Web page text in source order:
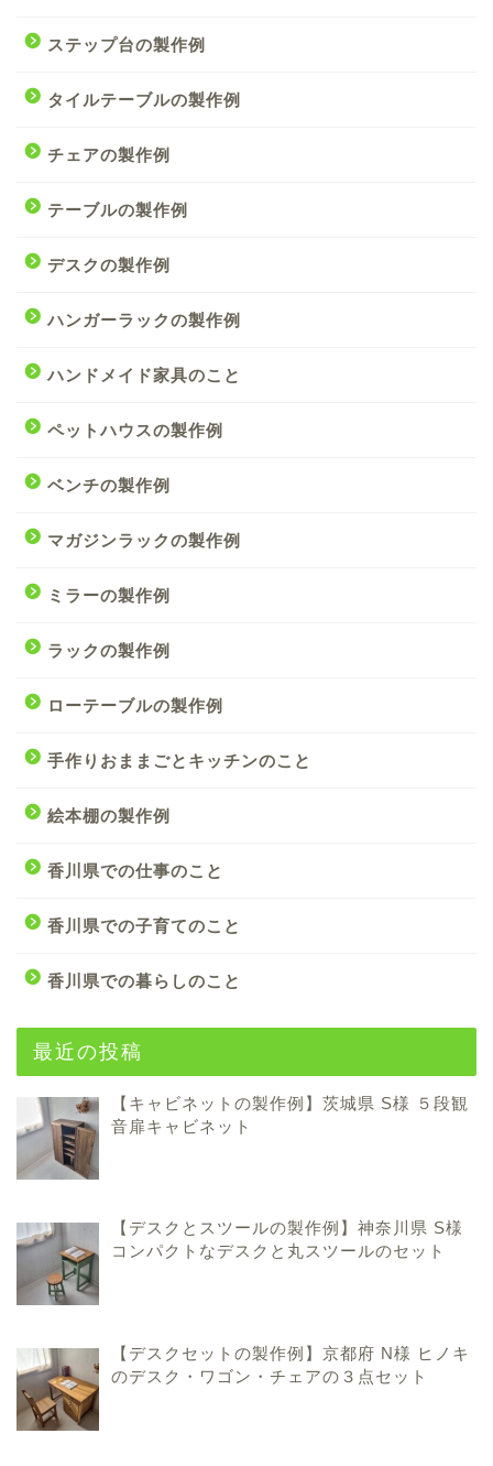
ステップ台の製作例
タイルテーブルの製作例
チェアの製作例
テーブルの製作例
デスクの製作例
ハンガーラックの製作例
ハンドメイド家具のこと
ペットハウスの製作例
ベンチの製作例
マガジンラックの製作例
ミラーの製作例
ラックの製作例
ローテーブルの製作例
手作りおままごとキッチンのこと
絵本棚の製作例
香川県での仕事のこと
香川県での子育てのこと
香川県での暮らしのこと
最近の投稿
【キャビネットの製作例】茨城県 S様 ５段観
音扉キャビネット
【デスクとスツールの製作例】神奈川県 S様
コンパクトなデスクと丸スツールのセット
【デスクセットの製作例】京都府 N様 ヒノキ
のデスク・ワゴン・チェアの３点セット